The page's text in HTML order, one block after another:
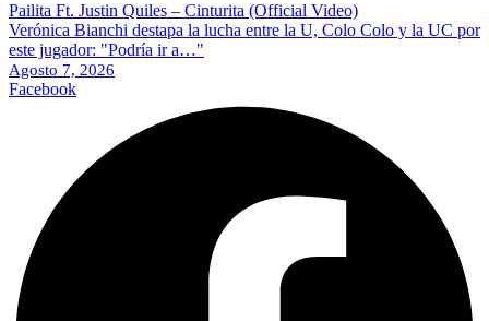
Pailita Ft. Justin Quiles – Cinturita (Official Video)
Verónica Bianchi destapa la lucha entre la U, Colo Colo y la UC por
este jugador: "Podría ir a…"
Agosto 7, 2026
Facebook